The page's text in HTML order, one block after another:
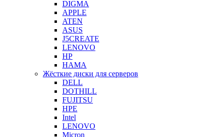
DIGMA
APPLE
ATEN
ASUS
J5CREATE
LENOVO
HP
HAMA
Жёсткие диски для серверов
DELL
DOTHILL
FUJITSU
HPE
Intel
LENOVO
Micron